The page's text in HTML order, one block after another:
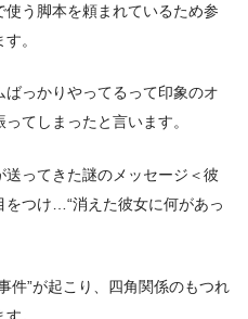
う脚本を頼まれているため参
。
っかりやってるって印象のオ
てしまったと言います。
ってきた謎のメッセージ＜彼
つけ…“消えた彼女に何があっ
件”が起こり、四角関係のもつれ
。